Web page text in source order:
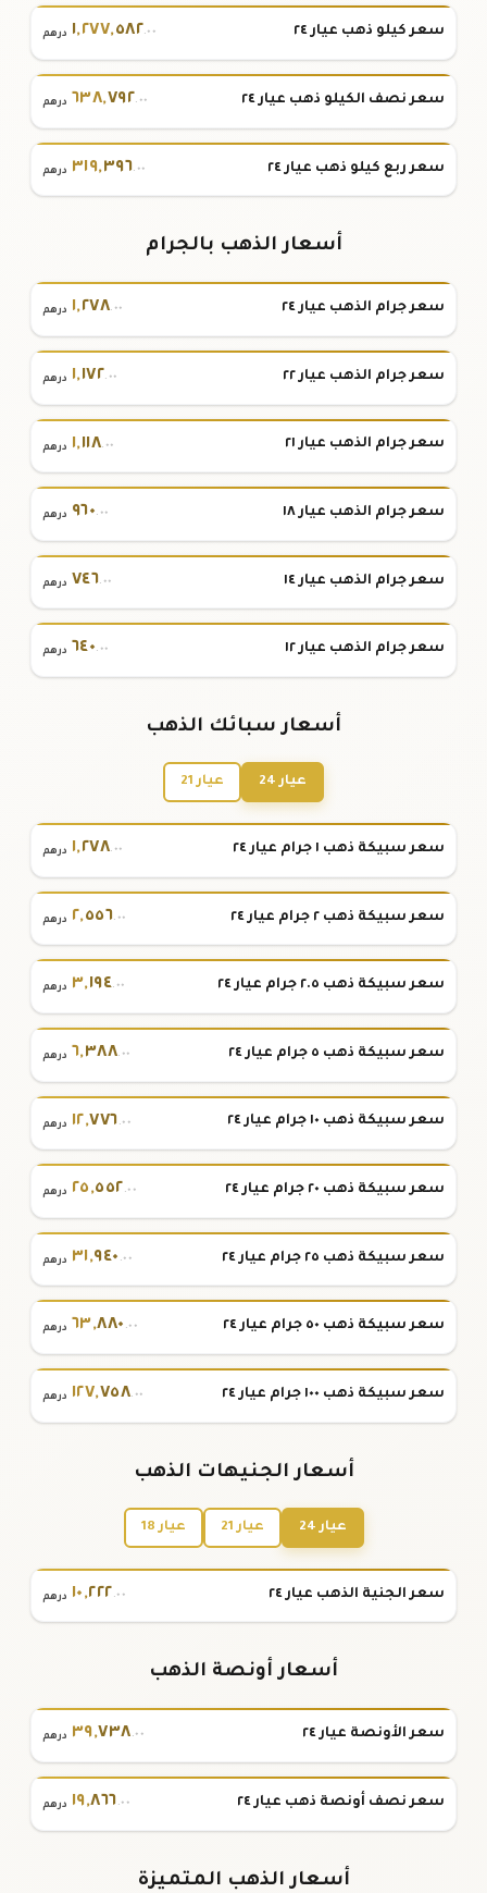
سعر كيلو ذهب عيار ٢٤ ١,٢٧٧,٥٨٢ .٠٠ درهم
سعر نصف الكيلو ذهب عيار ٢٤ ٦٣٨,٧٩٢.٠٠ درهم
سعر ربع كيلو ذهب عيار ٢٤ ٣١٩,٣٩٦.٠٠ درهم
أسعار الذهب بالجرام
سعر جرام الذهب عيار ٢٤ ١,٢٧٨.٠٠ درهم
سعر جرام الذهب عيار ٢٢ ١,١٧٢.٠٠ درهم
سعر جرام الذهب عيار ٢١ ١,١١٨.٠٠ درهم
سعر جرام الذهب عيار ١٨ ٩٦٠.٠٠ درهم
سعر جرام الذهب عيار ١٤ ٧٤٦.٠٠ درهم
سعر جرام الذهب عيار ١٢ ٦٤٠.٠٠ درهم
أسعار سبائك الذهب
عيار 24 عيار 21
سعر سبيكة ذهب ١ جرام عيار ٢٤ ١,٢٧٨.٠٠ درهم
سعر سبيكة ذهب ٢ جرام عيار ٢٤ ٢,٥٥٦.٠٠ درهم
سعر سبيكة ذهب ٢.٥ جرام عيار ٢٤ ٣,١٩٤.٠٠ درهم
سعر سبيكة ذهب ٥ جرام عيار ٢٤ ٦,٣٨٨.٠٠ درهم
سعر سبيكة ذهب ١٠ جرام عيار ٢٤ ١٢,٧٧٦.٠٠ درهم
سعر سبيكة ذهب ٢٠ جرام عيار ٢٤ ٢٥,٥٥٢.٠٠ درهم
سعر سبيكة ذهب ٢٥ جرام عيار ٢٤ ٣١,٩٤٠ .٠٠ درهم
سعر سبيكة ذهب ٥٠ جرام عيار ٢٤ ٦٣,٨٨٠ .٠٠ درهم
سعر سبيكة ذهب ١٠٠ جرام عيار ٢٤ ١٢٧,٧٥٨.٠٠ درهم
أسعار الجنيهات الذهب
عيار 24 عيار 21 عيار 18
سعر الجنية الذهب عيار ٢٤ ١٠,٢٢٢.٠٠ درهم
أسعار أونصة الذهب
سعر الأونصة عيار ٢٤ ٣٩,٧٣٨.٠٠ درهم
سعر نصف أونصة ذهب عيار ٢٤ ١٩,٨٦٦.٠٠ درهم
أسعار الذهب المتميزة